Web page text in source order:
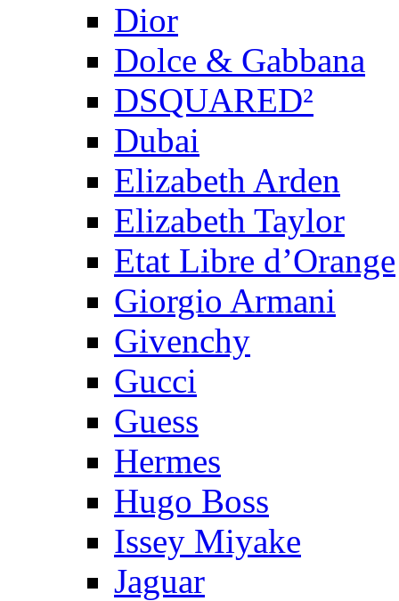
Dior
Dolce & Gabbana
DSQUARED²
Dubai
Elizabeth Arden
Elizabeth Taylor
Etat Libre d’Orange
Giorgio Armani
Givenchy
Gucci
Guess
Hermes
Hugo Boss
Issey Miyake
Jaguar